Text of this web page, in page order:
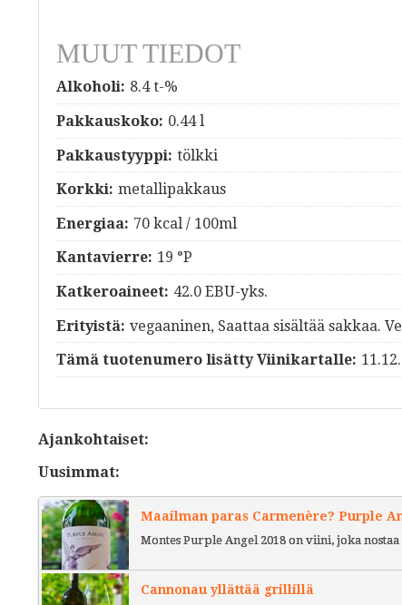
MUUT TIEDOT
Alkoholi: 8.4 t-%
Pakkauskoko: 0.44 l
Pakkaustyyppi: tölkki
Korkki: metallipakkaus
Energiaa: 70 kcal / 100ml
Kantavierre: 19 °P
Katkeroaineet: 42.0 EBU-yks.
Erityistä: vegaaninen, Saattaa sisältää sakkaa.
Tämä tuotenumero lisätty Viinikartalle:
Ajankohtaiset:
Uusimmat:
Maailman paras Carmenère? Purple
Montes Purple Angel 2018 on viini, joka
Cannonau yllättää grillillä